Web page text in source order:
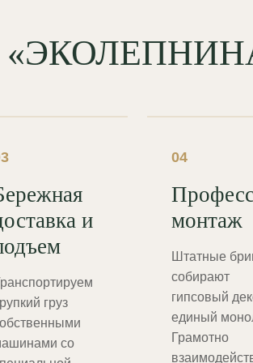
и
груз
со
04
монтаж
Штатные
собирают
гипсовый
единый
Грамотно